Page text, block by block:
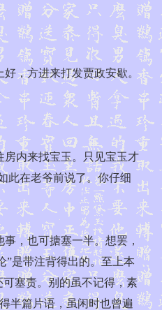
，方进来打发贾政安歇。
内来找宝玉。只见宝玉才
此在老爷前说了。你仔细
，也可搪塞一半。想罢，
”是带注背得出的。至上本
塞责。别的虽不记得，素
半篇片语，虽闲时也曾遍